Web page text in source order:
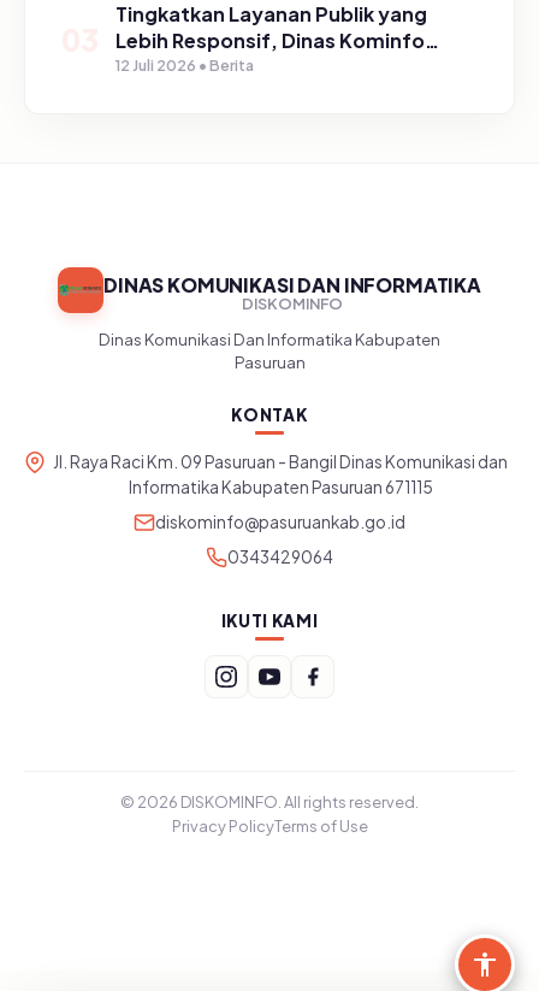
Tingkatkan Layanan Publik yang
Lebih Responsif, Dinas Kominfo
Gelar Sosialisasi SP4N Lapor di
12 Juli 2026 • Berita
DINAS KOMUNIKASI DAN INFORMATIKA
DISKOMINFO
Dinas Komunikasi Dan Informatika Kabupaten
Pasuruan
KONTAK
Jl. Raya Raci Km. 09 Pasuruan - Bangil Dinas Komunikasi dan
Informatika Kabupaten Pasuruan 671115
diskominfo@pasuruankab.go.id
0343429064
IKUTI KAMI
© 2026 DISKOMINFO. All rights reserved.
Privacy PolicyTerms of Use